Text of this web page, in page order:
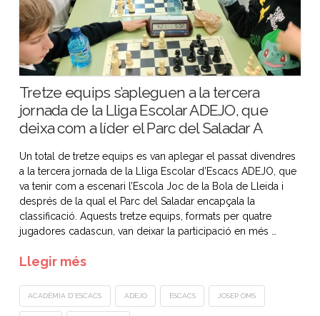
Tretze equips s’apleguen a la tercera
jornada de la Lliga Escolar ADEJO, que
deixa com a líder el Parc del Saladar A
Un total de tretze equips es van aplegar el passat divendres
a la tercera jornada de la Lliga Escolar d’Escacs ADEJO, que
va tenir com a escenari l’Escola Joc de la Bola de Lleida i
després de la qual el Parc del Saladar encapçala la
classificació. Aquests tretze equips, formats per quatre
jugadores cadascun, van deixar la participació en més …
Llegir més
ACADÈMIA D'ESCACS ADEJO ESCACS JOSEP OMS